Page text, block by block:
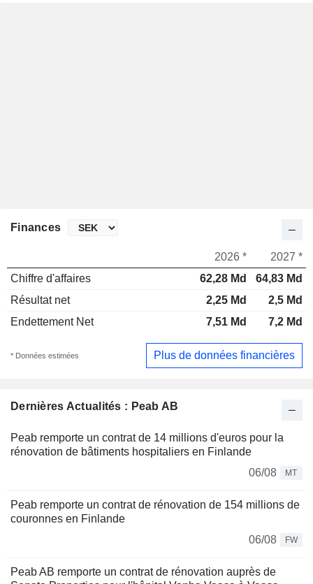
Dernières Actualités : Peab AB
Peab remporte un contrat de 14 millions d'euros pour la
rénovation de bâtiments hospitaliers en Finlande
06/08
MT
Peab remporte un contrat de rénovation de 154 millions de
couronnes en Finlande
06/08
FW
Peab AB remporte un contrat de rénovation auprès de
Finances
2026 *
2027 *
Chiffre d'affaires
62,28 Md
64,83 Md
Résultat net
2,25 Md
2,5 Md
Endettement Net
7,51 Md 7,2 Md
* Données estimées Plus de données financières